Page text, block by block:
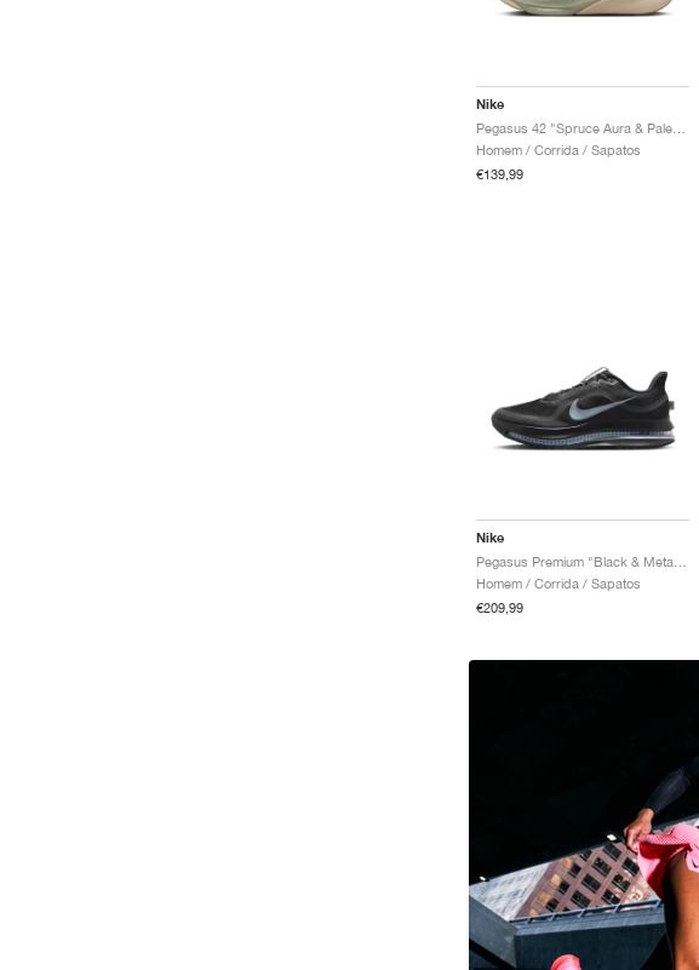
Nike
Homem / Corrida / Sapatos
€139,99
Nike
Homem / Corrida / Sapatos
€209,99